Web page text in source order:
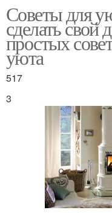
Советы для
сделать
простых
уюта
517
3